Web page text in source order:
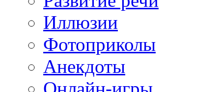
Иллюзии
Фотоприколы
Анекдоты